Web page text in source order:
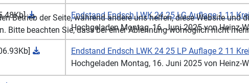
Endstand Endsch LWK 24 25 LG Auflage 1 11
Hochgeladen Montag, 16. Juni 2025 von Heinz-
Endstand Endsch LWK 24 25 LP Auflage 2 11
Hochgeladen Montag, 16. Juni 2025 von Heinz-
Betrieb der Seite, während andere uns helfen, diese Website und
Bitte beachten Sie, dass bei einer Ablehnung womöglich nicht